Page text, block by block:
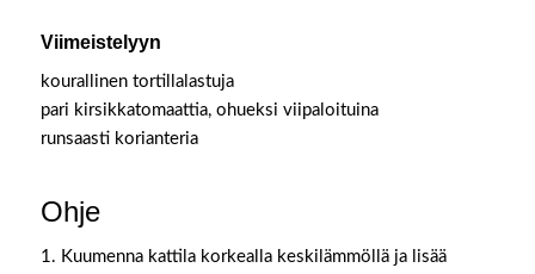
Viimeistelyyn
kourallinen tortillalastuja
pari kirsikkatomaattia, ohueksi viipaloituina
runsaasti korianteria
Ohje
1. Kuumenna kattila korkealla keskilämmöllä ja lisää